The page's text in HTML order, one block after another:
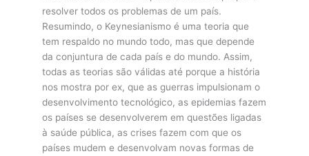
resolver todos os problemas de um país.
Resumindo, o Keynesianismo é uma teoria que
tem respaldo no mundo todo, mas que depende
da conjuntura de cada país e do mundo. Assim,
todas as teorias são válidas até porque a história
nos mostra por ex, que as guerras impulsionam o
desenvolvimento tecnológico, as epidemias fazem
os países se desenvolverem em questões ligadas
à saúde pública, as crises fazem com que os
países mudem e desenvolvam novas formas de